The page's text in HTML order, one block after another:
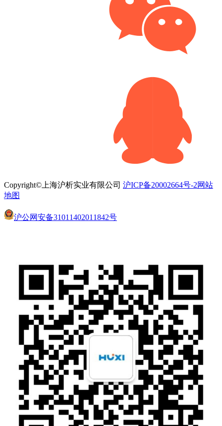
Copyright©上海沪析实业有限公司 沪ICP备20002664号-2网站
地图
沪公网安备31011402011842号